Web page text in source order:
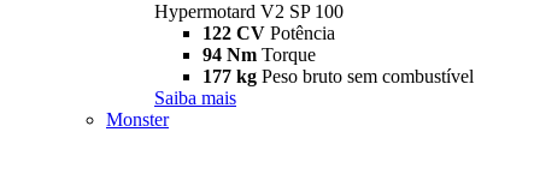
Hypermotard V2 SP 100
122 CV Potência
94 Nm Torque
177 kg Peso bruto sem combustível
Saiba mais
Monster